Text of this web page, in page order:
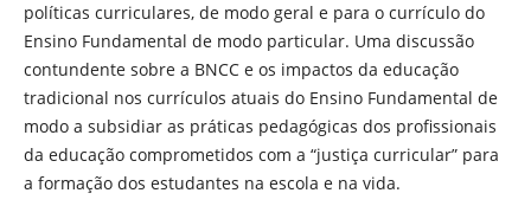
políticas curriculares, de modo geral e para o currículo do
Ensino Fundamental de modo particular. Uma discussão
contundente sobre a BNCC e os impactos da educação
tradicional nos currículos atuais do Ensino Fundamental de
modo a subsidiar as práticas pedagógicas dos profissionais
da educação comprometidos com a “justiça curricular” para
a formação dos estudantes na escola e na vida.